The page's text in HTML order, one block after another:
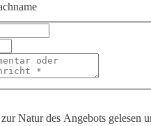
Natur des Angebots gelesen